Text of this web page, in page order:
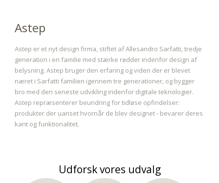
Astep
Astep er et nyt design firma, stiftet af Allesandro Sarfatti, tredje
generation i en familie med stærke rødder indenfor design af
belysning. Astep bruger den erfaring og viden der er blevet
næret i Sarfatti familien igennem tre generationer, og bygger
bro med den seneste udvikling indenfor digitale teknologier.
Astep repræsenterer beundring for tidløse opfindelser:
produkter der uanset hvornår de blev designet - bevarer deres
kant og funktionalitet.
Udforsk vores udvalg